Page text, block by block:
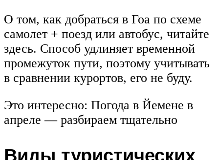
О том, как добраться в Гоа по схеме
самолет + поезд или автобус, читайте
здесь. Способ удлиняет временной
промежуток пути, поэтому учитывать
в сравнении курортов, его не буду.
Это интересно: Погода в Йемене в
апреле — разбираем тщательно
Виды туристических